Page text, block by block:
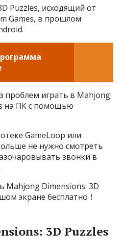
Puzzles, исходящий от
Games, в прошлом
проблем играть в Mahjong
на ПК с помощью
GameLoop или
не нужно смотреть
звонки в
Mahjong Dimensions: 3D
экране бесплатно！
3D Puzzles